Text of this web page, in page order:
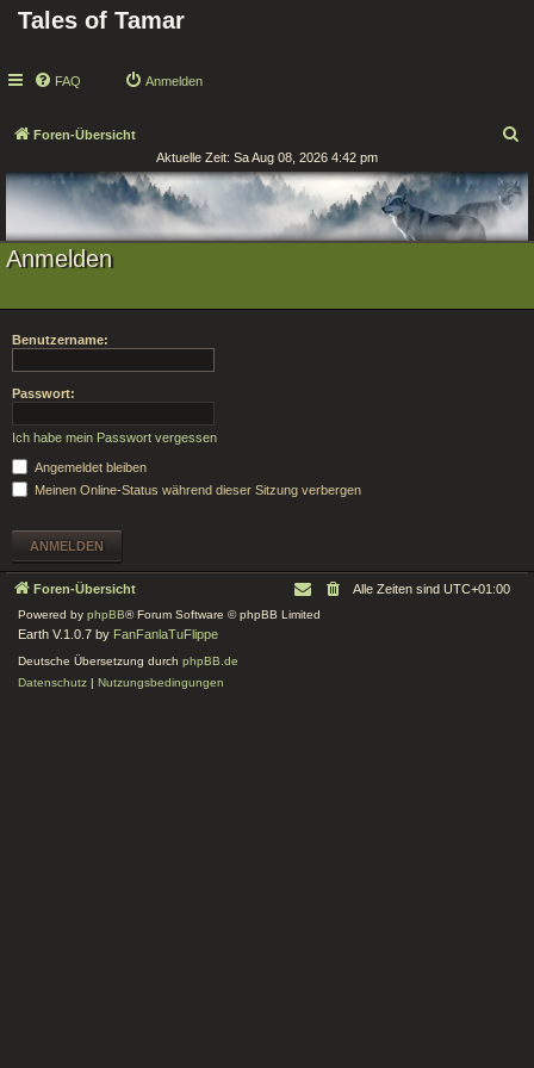
Tales of Tamar
FAQ Anmelden
Foren-Übersicht
c
e
Aktuelle Zeit: Sa Aug 08, 2026 4:42 pm
Anmelden
Benutzername:
Passwort:
Ich habe mein Passwort vergessen
Angemeldet bleiben
Meinen Online-Status während dieser Sitzung verbergen
Foren-Übersicht Alle Zeiten sind UTC+01:00
Powered by phpBB® Forum Software © phpBB Limited
Earth V.1.0.7 by FanFanlaTuFlippe
Deutsche Übersetzung durch phpBB.de
Datenschutz | Nutzungsbedingungen